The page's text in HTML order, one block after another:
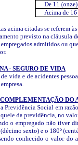
De 11
Acima de 16
acima citadas se referem
previsto na cláusula
empregados admitidos ou
- SEGURO DE VIDA
de vida e de acidentes
Previdência Social em
da previdência, no
o empregado não tiver
sexto) e o 180º
conhecido o valor do